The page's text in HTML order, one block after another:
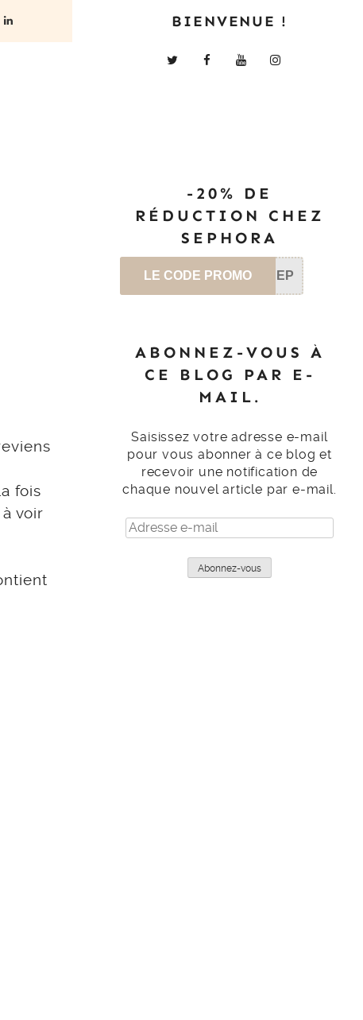
fois
voir
BIENVENUE !
-20% DE
RÉDUCTION CHEZ
SEPHORA
LE CODE PROMO SEP
ABONNEZ-VOUS À
CE BLOG PAR E-
MAIL.
Saisissez votre adresse e-mail
pour vous abonner à ce blog et
recevoir une notification de
chaque nouvel article par e-mail.
Adresse
e-
Abonnez-vous